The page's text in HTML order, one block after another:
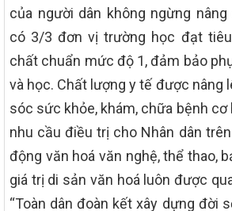
của người dân không ngừng
có 3/3 đơn vị trường học đạt
chất chuẩn mức độ 1, đảm bảo
và học. Chất lượng y tế được nâng
sóc sức khỏe, khám, chữa bệnh
nhu cầu điều trị cho Nhân dân
động văn hoá văn nghệ, thể thao,
giá trị di sản văn hoá luôn được
“Toàn dân đoàn kết xây dựng đời